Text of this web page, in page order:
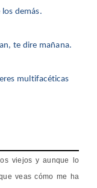
demás.
te dire mañana.
multifacéticas
viejos y aunque lo
veas cómo me ha